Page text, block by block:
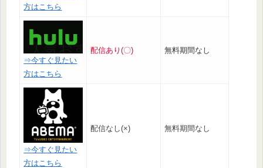
方はこちら
⇒今すぐ見たい
方はこちら
配信あり(〇) 無料期間なし
⇒今すぐ見たい
方はこちら
配信なし(×) 無料期間なし